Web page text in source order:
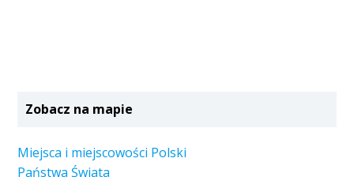
Zobacz na mapie
Miejsca i miejscowości Polski
Państwa Świata